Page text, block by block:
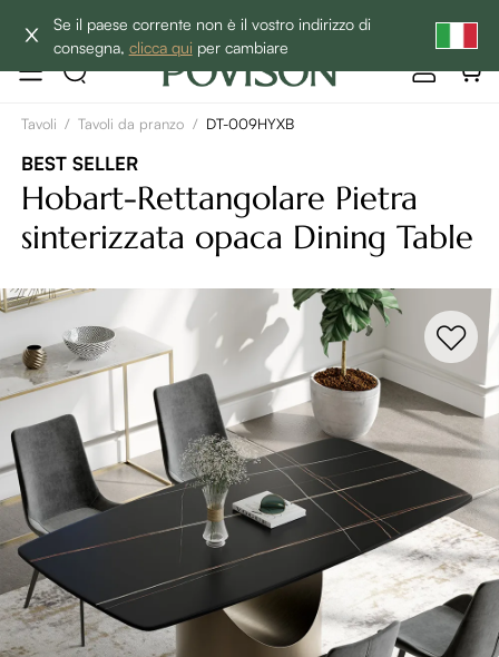
Se il paese corrente non è il vostro indirizzo di
consegna, clicca qui per cambiare
BEST SALE -20% | Acquista ora→
Tavoli / Tavoli da pranzo / DT-009HYXB
BEST SELLER
Hobart-Rettangolare Pietra
sinterizzata opaca Dining Table